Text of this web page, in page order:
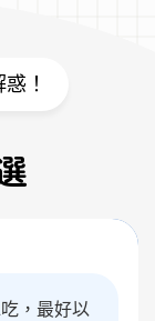
！
，最好以